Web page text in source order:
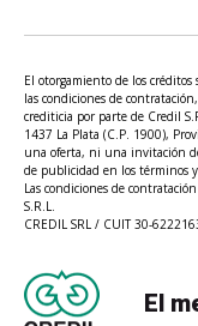
El otorgamiento de los
las condiciones de
crediticia por parte de Credil
1437 La Plata (C.P. 1900),
una oferta, ni una invitación
de publicidad en los términos y
Las condiciones de
S.R.L.
CREDIL SRL / CUIT 30-
El